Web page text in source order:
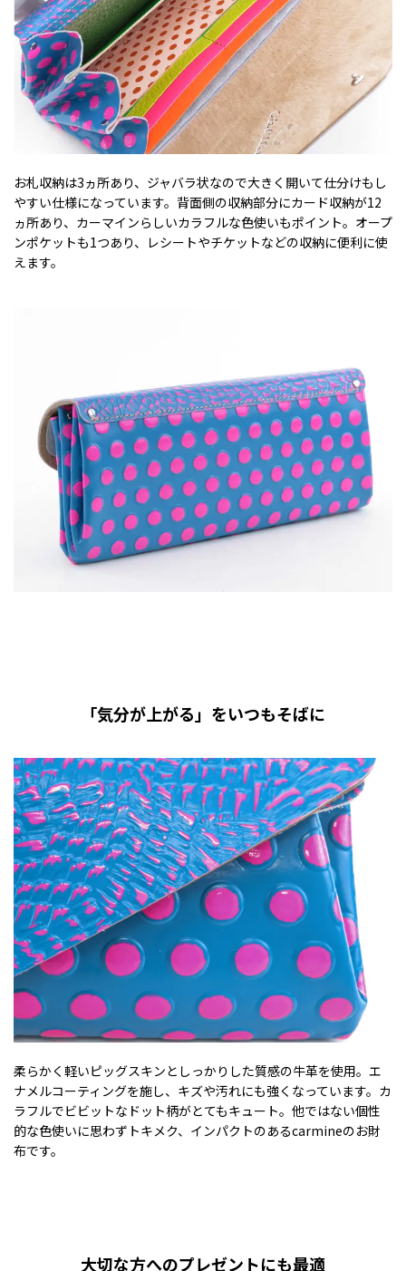
お札収納は3ヵ所あり、ジャバラ状なので大きく開いて仕分けもし
やすい仕様になっています。背面側の収納部分にカード収納が12
ヵ所あり、カーマインらしいカラフルな色使いもポイント。オープ
ンポケットも1つあり、レシートやチケットなどの収納に便利に使
えます。
「気分が上がる」をいつもそばに
柔らかく軽いピッグスキンとしっかりした質感の牛革を使用。エ
ナメルコーティングを施し、キズや汚れにも強くなっています。カ
ラフルでビビットなドット柄がとてもキュート。他ではない個性
的な色使いに思わずトキメク、インパクトのあるcarmineのお財
布です。
大切な方へのプレゼントにも最適